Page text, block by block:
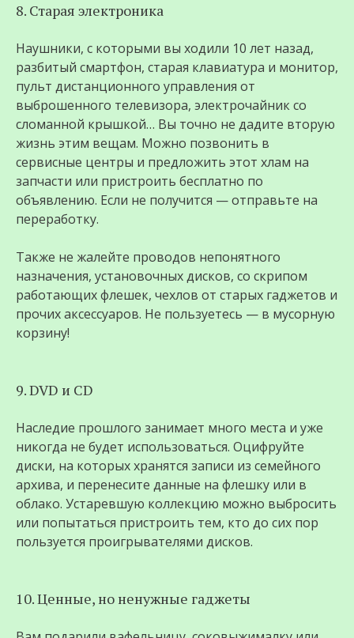
8. Старая электроника
Наушники, с которыми вы ходили 10 лет назад,
разбитый смартфон, старая клавиатура и монитор,
пульт дистанционного управления от
выброшенного телевизора, электрочайник со
сломанной крышкой… Вы точно не дадите вторую
жизнь этим вещам. Можно позвонить в
сервисные центры и предложить этот хлам на
запчасти или пристроить бесплатно по
объявлению. Если не получится — отправьте на
переработку.
Также не жалейте проводов непонятного
назначения, установочных дисков, со скрипом
работающих флешек, чехлов от старых гаджетов и
прочих аксессуаров. Не пользуетесь — в мусорную
корзину!
9. DVD и CD
Наследие прошлого занимает много места и уже
никогда не будет использоваться. Оцифруйте
диски, на которых хранятся записи из семейного
архива, и перенесите данные на флешку или в
облако. Устаревшую коллекцию можно выбросить
или попытаться пристроить тем, кто до сих пор
пользуется проигрывателями дисков.
10. Ценные, но ненужные гаджеты